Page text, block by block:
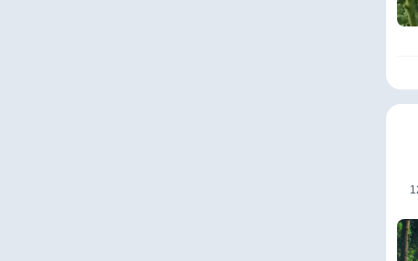
חדשים, בכתובת בן ציון 1 , תל אביב בשעה 12